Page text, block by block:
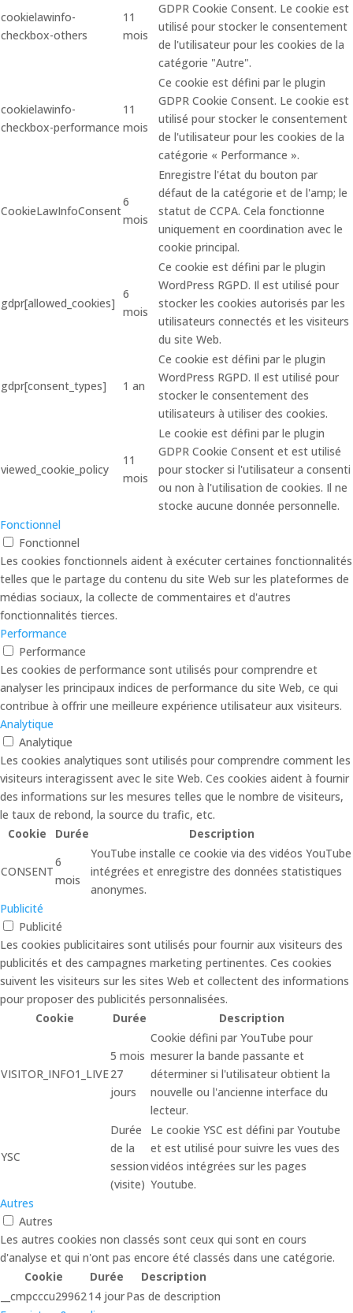
cookielawinfo-
checkbox-others
11
mois
GDPR Cookie Consent. Le cookie est
utilisé pour stocker le consentement
de l'utilisateur pour les cookies de la
catégorie "Autre".
cookielawinfo-
checkbox-performance
11
mois
Ce cookie est défini par le plugin
GDPR Cookie Consent. Le cookie est
utilisé pour stocker le consentement
de l'utilisateur pour les cookies de la
catégorie « Performance ».
CookieLawInfoConsent
6
mois
Enregistre l'état du bouton par
défaut de la catégorie et de l'amp; le
statut de CCPA. Cela fonctionne
uniquement en coordination avec le
cookie principal.
gdpr[allowed_cookies]
6
mois
Ce cookie est défini par le plugin
WordPress RGPD. Il est utilisé pour
stocker les cookies autorisés par les
utilisateurs connectés et les visiteurs
du site Web.
gdpr[consent_types] 1 an
Ce cookie est défini par le plugin
WordPress RGPD. Il est utilisé pour
stocker le consentement des
utilisateurs à utiliser des cookies.
viewed_cookie_policy
11
mois
Le cookie est défini par le plugin
GDPR Cookie Consent et est utilisé
pour stocker si l'utilisateur a consenti
ou non à l'utilisation de cookies. Il ne
stocke aucune donnée personnelle.
Fonctionnel
Fonctionnel
Les cookies fonctionnels aident à exécuter certaines fonctionnalités
telles que le partage du contenu du site Web sur les plateformes de
médias sociaux, la collecte de commentaires et d'autres
fonctionnalités tierces.
Performance
Performance
Les cookies de performance sont utilisés pour comprendre et
analyser les principaux indices de performance du site Web, ce qui
contribue à offrir une meilleure expérience utilisateur aux visiteurs.
Analytique
Analytique
Les cookies analytiques sont utilisés pour comprendre comment les
visiteurs interagissent avec le site Web. Ces cookies aident à fournir
des informations sur les mesures telles que le nombre de visiteurs,
le taux de rebond, la source du trafic, etc.
Cookie
Durée Description
CONSENT
6
mois
YouTube installe ce cookie via des vidéos YouTube
intégrées et enregistre des données statistiques
anonymes.
Publicité
Publicité
Les cookies publicitaires sont utilisés pour fournir aux visiteurs des
publicités et des campagnes marketing pertinentes. Ces cookies
suivent les visiteurs sur les sites Web et collectent des informations
pour proposer des publicités personnalisées.
Cookie
Durée Description
VISITOR_INFO1_LIVE
5 mois
27
jours
Cookie défini par YouTube pour
mesurer la bande passante et
déterminer si l'utilisateur obtient la
nouvelle ou l'ancienne interface du
lecteur.
YSC
Durée
de la
session
(visite)
Le cookie YSC est défini par Youtube
et est utilisé pour suivre les vues des
vidéos intégrées sur les pages
Youtube.
Autres
Autres
Les autres cookies non classés sont ceux qui sont en cours
d'analyse et qui n'ont pas encore été classés dans une catégorie.
Cookie
Durée
Description
__cmpcccu2996214 jourPas de description